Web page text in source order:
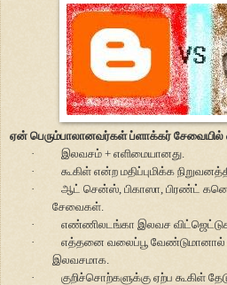
ஏன் பெரும்பாலானவர்கள் ப்ளாக்கர் சேவையில்
·
இலவசம் + எளிமையானது.
·
கூகிள் என்ற மதிப்புமிக்க
·
ஆட் சென்ஸ், பிகாஸா, பிரண்ட்
சேவைகள்.
·
எண்ணிலடங்கா இலவச
·
எத்தனை வலைப்பூ வேண்டுமானால்
இலவசமாக.
·
குறிச்சொற்களுக்கு ஏற்ப கூகிள்